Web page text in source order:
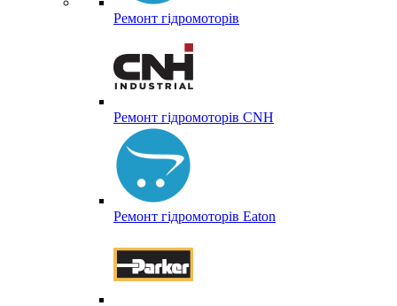
Ремонт гідромоторів
Ремонт гідромоторів CNH
Ремонт гідромоторів Eaton